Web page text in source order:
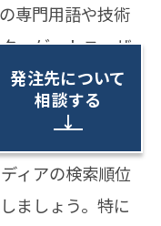
専門用語や技術
ーゲットユーザ
行会社を選ぶこ
を評価する際
ィアの検索順位
ましょう。特に
発注先について
相談する
↓